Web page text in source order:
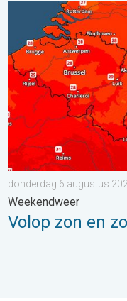
Volop zon en
donderdag 6 augustus
Weekendweer
Volop zon en